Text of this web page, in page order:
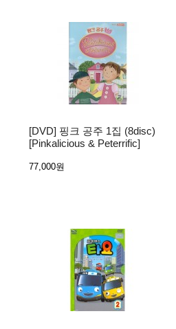
[DVD] 핑크 공주 1집 (8disc)
[Pinkalicious & Peterrific]
77,000원